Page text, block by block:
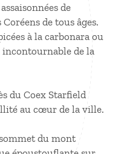
de
de tous âges.
à la carbonara ou
incontournable de la
du Coex Starfield
au cœur de la ville.
du mont